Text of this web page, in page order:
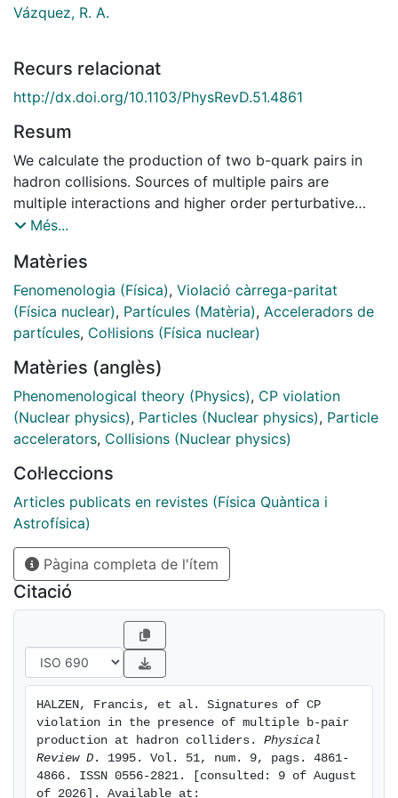
Vázquez, R. A.
Recurs relacionat
http://dx.doi.org/10.1103/PhysRevD.51.4861
Resum
We calculate the production of two b-quark pairs in
hadron collisions. Sources of multiple pairs are
multiple interactions and higher order perturbative
QCD mechanisms. We subsequently investigate the
measurements of CP violation: (i) the increase in event
rate with multiple b-pair cross sections which may
reach values of the order of 1 b in the presence of
multiple interactions and (ii) the dilution of b versus b
with four B mesons. The impact of multiple B-meson
production is small unless the cross section for
producing a single pair exceeds 1 mb. We show that
even for larger values of the cross section the
that there is no loss in the precision with which CP-
violating CKM angles can be determined.
Més...
Matèries
Fenomenologia (Física), Violació càrrega-paritat
(Física nuclear), Partícules (Matèria), Acceleradors de
partícules, Col·lisions (Física nuclear)
Matèries (anglès)
Phenomenological theory (Physics), CP violation
(Nuclear physics), Particles (Nuclear physics), Particle
accelerators, Collisions (Nuclear physics)
Col·leccions
Articles publicats en revistes (Física Quàntica i
Astrofísica)
Pàgina completa de l'ítem
Citació
HALZEN, Francis, et al. Signatures of CP
violation in the presence of multiple b-pair
production at hadron colliders. Physical
Review D . 1995. Vol. 51, num. 9, pags. 4861-
4866. ISSN 0556-2821. [consulted: 9 of August
of 2026]. Available at: